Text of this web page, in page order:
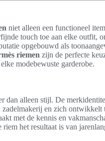
niet alleen een functioneel
touch toe aan elke outfit,
opgebouwd als
riemen zijn de perfecte
modebewuste garderobe.
dan alleen stijl. De
zadelmakerij en zich
met de kennis en
het resultaat is van